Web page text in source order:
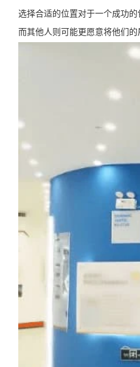
选择合适的位置对于一个成功
而其他人则可能更愿意将他们